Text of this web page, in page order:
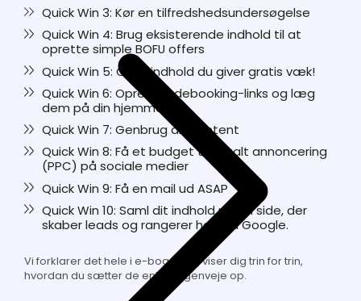
for
leads
kunder
2:
Installer
(Chatbots)
dine
sider
med
Quick Win 3: Kør en tilfredshedsundersøgelse
Quick
Win
3:
en
tilfredshedsundersøgelse
Quick Win 4: Brug eksisterende indhold til at
oprette simple BOFU offers
Quick
Win
4:
Brug
eksisterende
indhold
at
oprette
simple
offers
Quick Win 5: Gate indhold du giver gratis væk!
Quick
Win
5:
Gate
indhold
giver
gratis
væk!
Quick Win 6: Opret mødebooking-links og læg
dem på din hjemmeside
Quick
Win
6:
Opret
mødebooking-
links
og
læg
dem
Quick Win 7: Genbrug dit content
Quick
Win
7:
Genbrug
dit
content
Quick Win 8: Få et budget til betalt annoncering
(PPC) på sociale medier
Quick
Win
8:
Få
et
budget
annoncering
(PPC)
Quick Win 9: Få en mail ud ASAP
Quick
Win
9:
mail
ud
Quick Win 10: Saml dit indhold på én side, der
skaber leads og rangerer højt på Google.
Quick
Win
dit
indhold
Vi forklarer det hele i e-bogen og viser dig trin for trin,
hvordan du sætter de enkelte genveje op.